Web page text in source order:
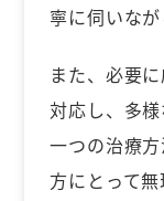
寧に伺いなが
また、必要
対応し、多
一つの治療
方にとって